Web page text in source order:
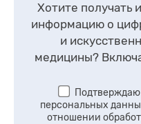
Хотите получать
информацию о
и
медицины?
Подтверждаю
персональных
отношении